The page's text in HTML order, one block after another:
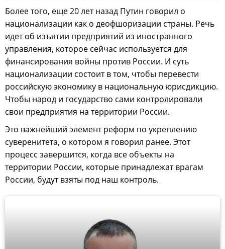
Более того, еще 20 лет назад Путин говорил о
национализации как о деофшоризации страны. Речь
идет об изъятии предприятий из иностранного
управления, которое сейчас используется для
финансирования войны против России. И суть
национализации состоит в том, чтобы перевести
российскую экономику в национальную юрисдикцию.
Чтобы народ и государство сами контролировали
свои предприятия на территории России.
Это важнейший элемент реформ по укреплению
суверенитета, о котором я говорил ранее. Этот
процесс завершится, когда все объекты на
территории России, которые принадлежат врагам
России, будут взяты под наш контроль.